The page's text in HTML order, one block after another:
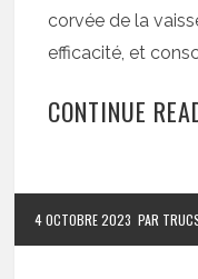
corvée de la
efficacité, et
CONTINUE
4 OCTOBRE 2023 PAR